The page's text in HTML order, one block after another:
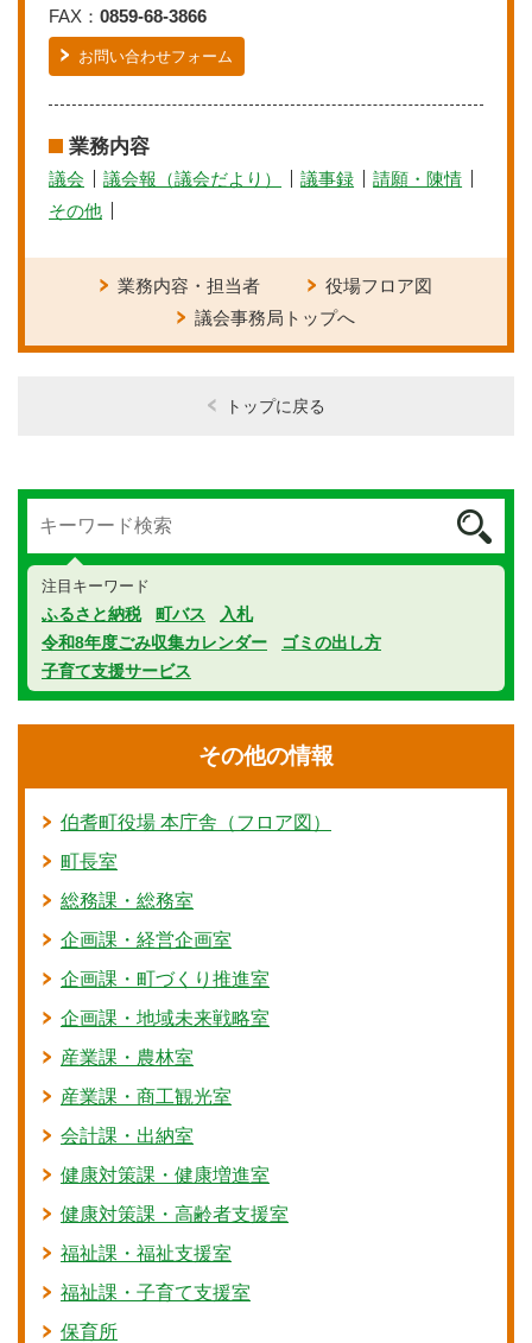
FAX： 0859-68-3866
お問い合わせフォーム
業務内容
議会 議会報（議会だより） 議事録
請願・陳情
その他
業務内容・担当者
役場フロア図
議会事務局トップへ
トップに戻る
注目キーワード
ふるさと納税 町バス
入札
令和8年度ごみ収集カレンダー
ゴミの出し方
子育て支援サービス
その他の情報
伯耆町役場 本庁舎（フロア図）
町長室
総務課・総務室
企画課・経営企画室
企画課・町づくり推進室
企画課・地域未来戦略室
産業課・農林室
産業課・商工観光室
会計課・出納室
健康対策課・健康増進室
健康対策課・高齢者支援室
福祉課・福祉支援室
福祉課・子育て支援室
保育所